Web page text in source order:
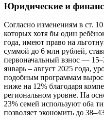
Юридические и
Согласно изменениям в ст.
которых хотя бы один
года, имеют право на
суммой до 6 млн рублей,
первоначальный взнос —
январь – август 2025 года,
подобным программам вырос
ниже на 12% благодаря
региональном уровне. На
23% семей используют оба
позволяет экономить до